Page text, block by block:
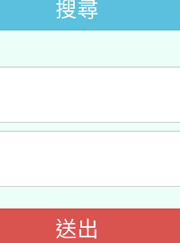
搜尋
送出